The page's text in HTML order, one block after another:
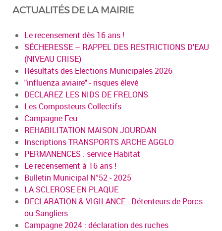
ACTUALITÉS DE LA MAIRIE
Le recensement dès 16 ans !
SÉCHERESSE – RAPPEL DES RESTRICTIONS D'EAU
(NIVEAU CRISE)
Résultats des Elections Municipales 2026
"influenza aviaire" - risques élevé
DECLAREZ LES NIDS DE FRELONS
Les Composteurs Collectifs
Campagne Feu
REHABILITATION MAISON JOURDAN
Inscriptions TRANSPORTS ARCHE AGGLO
PERMANENCES : service Habitat
Le recensement à 16 ans !
Bulletin Municipal N°52 - 2025
LA SCLEROSE EN PLAQUE
DECLARATION & VIGILANCE - Détenteurs de Porcs
ou Sangliers
Campagne 2024 : déclaration des ruches